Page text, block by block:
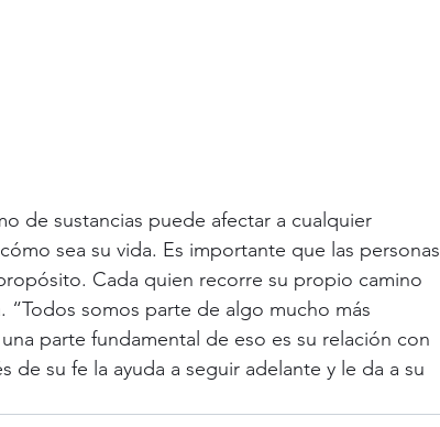
de sustancias puede afectar a cualquier
sea su vida. Es importante que las personas
Cada quien recorre su propio camino
somos parte de algo mucho más
parte fundamental de eso es su relación con
de su fe la ayuda a seguir adelante y le da a su